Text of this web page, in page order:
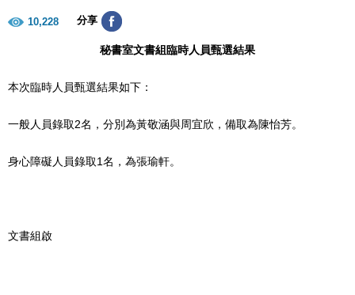
10,228 分享
秘書室文書組臨時人員甄選結果
本次臨時人員甄選結果如下：
一般人員錄取2名，分別為黃敬涵與周宜欣，備取為陳怡芳。
身心障礙人員錄取1名，為張瑜軒。
文書組啟